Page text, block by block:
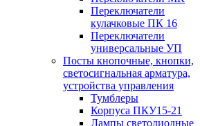
Переключатели
кулачковые ПК 16
Переключатели
универсальные УП
Посты кнопочные, кнопки,
светосигнальная арматура,
устройства управления
Тумблеры
Корпуса ПКУ15-21
Лампы светодиодные